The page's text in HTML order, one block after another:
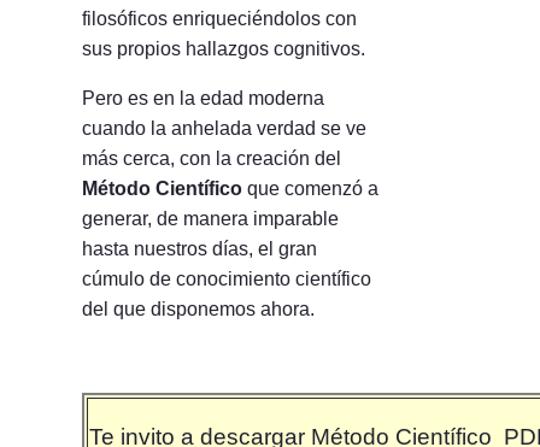
filosóficos enriqueciéndolos con
sus propios hallazgos cognitivos.
Pero es en la edad moderna
cuando la anhelada verdad se ve
más cerca, con la creación del
Método Científico que comenzó a
generar, de manera imparable
hasta nuestros días, el gran
cúmulo de conocimiento científico
del que disponemos ahora.
Te invito a descargar Método Científico